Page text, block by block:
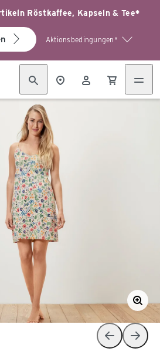
Röstkaffee, Kapseln & Tee*
Aktionsbedingungen*